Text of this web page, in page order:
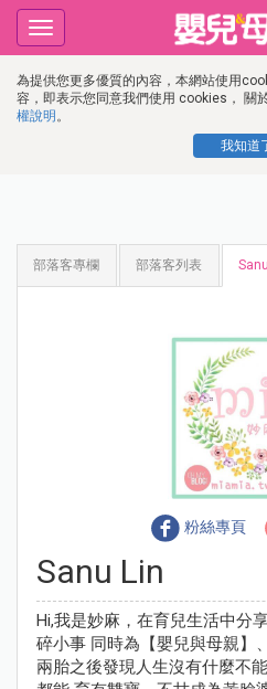
為提供您更多優質的內容，本網站使用
容，即表示您同意我們使用 cookies， 關
權說明 。
我知道
Toggle
navigation
部落客專欄 部落客列表
粉絲專頁
Sanu Lin
Hi,我是妙麻，在育兒生活中分
碎小事 同時為【嬰兒與母親】
兩胎之後發現人生沒有什麼不